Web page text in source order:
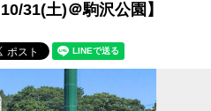
31(土)＠駒沢公園】